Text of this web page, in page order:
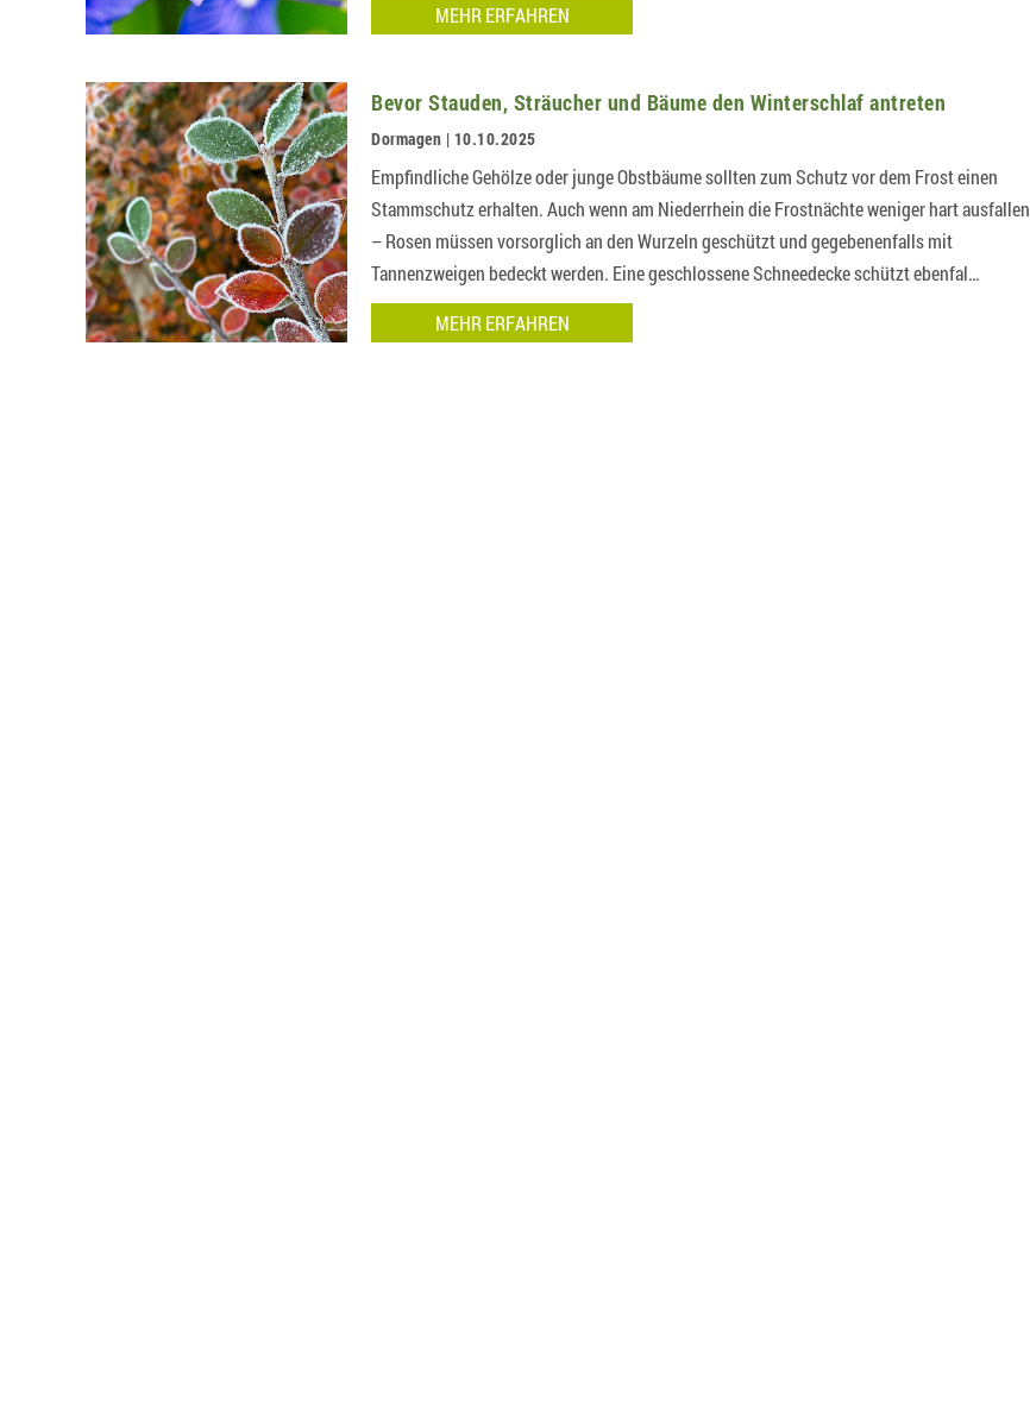
MEHR ERFAHREN
Bevor Stauden, Sträucher und Bäume den Winterschlaf antreten
Dormagen | 10.10.2025
Empfindliche Gehölze oder junge Obstbäume sollten zum Schutz vor dem Frost einen
Stammschutz erhalten. Auch wenn am Niederrhein die Frostnächte weniger hart ausfallen
– Rosen müssen vorsorglich an den Wurzeln geschützt und gegebenenfalls mit
Tannenzweigen bedeckt werden. Eine geschlossene Schneedecke schützt ebenfal…
MEHR ERFAHREN